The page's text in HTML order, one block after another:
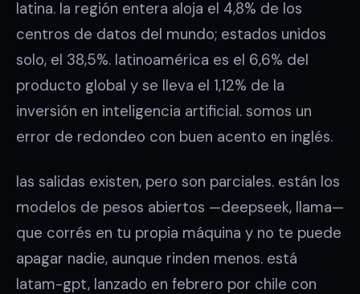
latina. la región entera aloja el 4,8% de los
centros de datos del mundo; estados unidos
solo, el 38,5%. latinoamérica es el 6,6% del
producto global y se lleva el 1,12% de la
inversión en inteligencia artificial. somos un
error de redondeo con buen acento en inglés.
las salidas existen, pero son parciales. están los
modelos de pesos abiertos —deepseek, llama—
que corrés en tu propia máquina y no te puede
apagar nadie, aunque rinden menos. está
latam-gpt, lanzado en febrero por chile con